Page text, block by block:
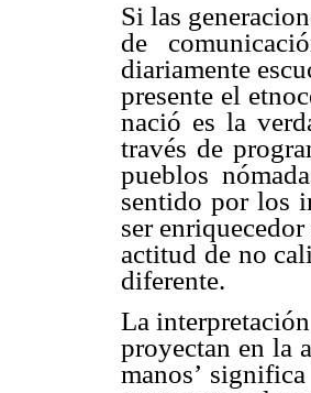
Si las
de
diariamente
presente el
nació es la
través de
pueblos
sentido por los
ser
actitud de no
diferente.
La
proyectan en la
manos’